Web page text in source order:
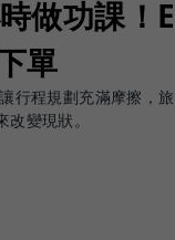
做功課
單
行程規劃充滿摩擦，
變現狀。